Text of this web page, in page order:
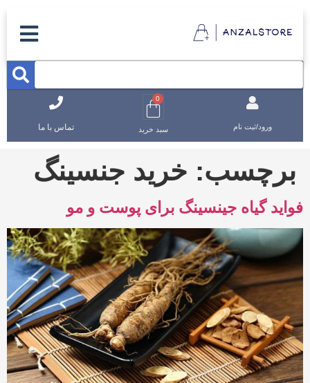
ورود/ثبت نام
0
سبد خرید تماس با ما
برچسب: خرید جنسینگ
فواید گیاه جینسینگ برای پوست و مو